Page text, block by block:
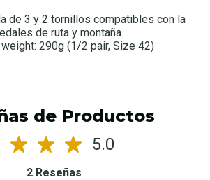
de 3 y 2 tornillos compatibles con la
de ruta y montaña.
290g (1/2 pair, Size 42)
de Productos
5.0
2 Reseñas